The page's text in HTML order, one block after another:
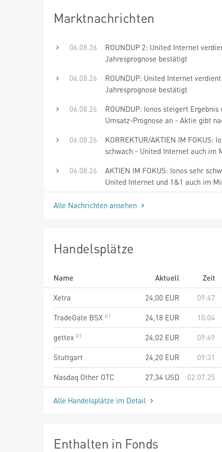
Marktnachrichten
06.08.26
ROUNDUP 2: United Internet
Jahresprognose bestätigt
06.08.26
ROUNDUP: United Internet
Jahresprognose bestätigt
06.08.26
ROUNDUP: Ionos steigert Ergebnis
Umsatz-Prognose an - Aktie gibt
06.08.26
KORREKTUR/AKTIEN IM FOKUS:
schwach - United Internet auch im
06.08.26
AKTIEN IM FOKUS: Ionos sehr
United Internet und 1&1 auch im
Alle Nachrichten ansehen
Handelsplätze
Name Aktuell
Zeit
Xetra
24,00 EUR
09:47
TradeGate BSX
24,18 EUR
10:04
gettex
24,02 EUR
09:49
Stuttgart
24,20 EUR
09:31
Nasdaq Other OTC
27,34 USD 02.07.25
Alle Handelsplätze im Detail
Enthalten in Fonds